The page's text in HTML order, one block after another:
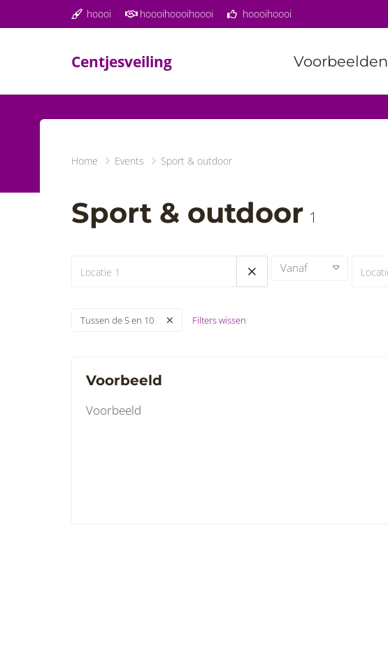
Home Events Sport & outdoor
Sport & outdoor 1
Vanaf
Tussen de 5 en 10 Filters wissen
Voorbeeld
Voorbeeld
hoooi hoooihoooihoooi hoooihoooi
Centjesveiling Voorbeelden